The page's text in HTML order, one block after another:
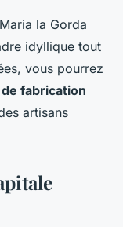
la Gorda
idyllique tout
vous pourrez
fabrication
artisans